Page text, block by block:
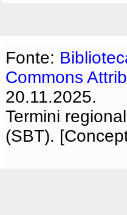
Fonte:
Commons
20.11.2025.
Termini
(SBT).